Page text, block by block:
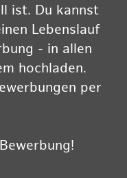
ist. Du kannst
Lebenslauf
- in allen
hochladen.
per